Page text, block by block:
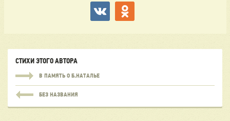
СТИХИ ЭТОГО АВТОРА
В ПАМЯТЬ О Б.НАТАЛЬЕ
БЕЗ НАЗВАНИЯ